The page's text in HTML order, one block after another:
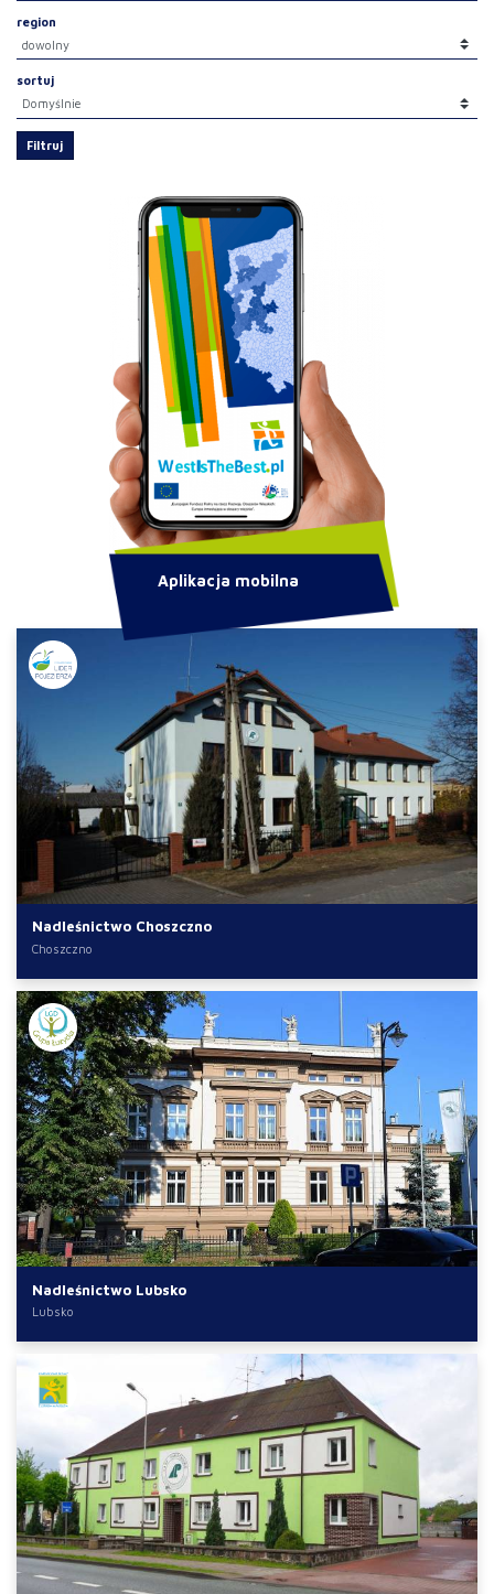
Nadleśnictwo Choszczno
Choszczno
Nadleśnictwo Lubsko
Lubsko
region
sortuj
Filtruj
Aplikacja mobilna